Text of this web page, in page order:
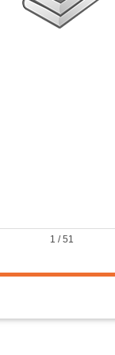
1 /51